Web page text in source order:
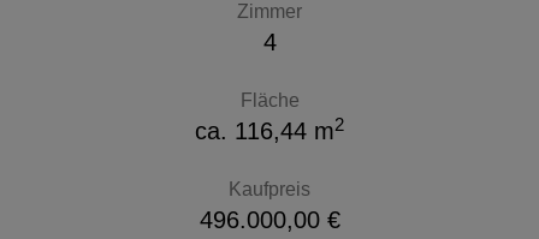
Zimmer
4
Fläche
ca. 116,44 m2
Kaufpreis
496.000,00 €